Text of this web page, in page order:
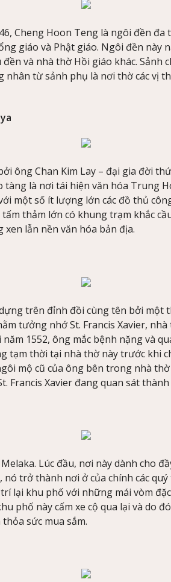
Cheng Hoon Teng là ngôi đền
giáo và Phật giáo. Ngôi đền này
và nhà thờ Hồi giáo khác. Sảnh
nhân từ sảnh phụ là nơi thờ các vị
ông Chan Kim Lay – đại gia đời
tàng là nơi tái hiện văn hóa Trung
một số ít lượng lớn các đồ thủ
thảm lớn có khung trạm khắc
lẫn nền văn hóa bản địa.
trên đỉnh đồi cùng tên bởi
tưởng nhớ St. Francis Xavier,
1552, ông mắc bệnh nặng và
tạm thời tại nhà thờ này trước khi
mộ cũ của ông bên trong nhà
Francis Xavier đang quan sát
Lúc đầu, nơi này dành cho
nó trở thành nơi ở của chính các
lại khu phố với những mái vòm
phố này cấm xe cộ qua lại và do
sức mua sắm.